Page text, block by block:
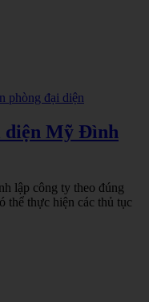
phòng đại diện
diện Mỹ Đình
lập công ty theo đúng
thể thực hiện các thủ tục